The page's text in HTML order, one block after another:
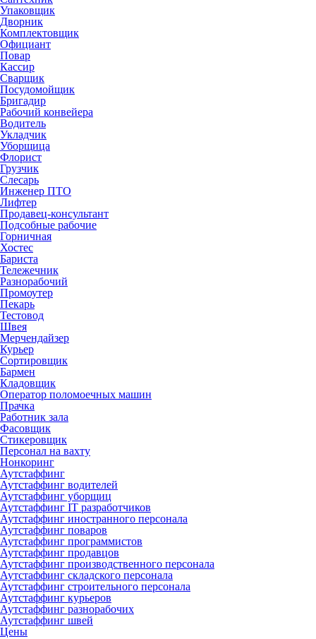
Упаковщик
Дворник
Комплектовщик
Официант
Повар
Кассир
Сварщик
Посудомойщик
Бригадир
Рабочий конвейера
Водитель
Укладчик
Уборщица
Флорист
Грузчик
Слесарь
Инженер ПТО
Лифтер
Продавец-консультант
Подсобные рабочие
Горничная
Хостес
Бариста
Тележечник
Разнорабочий
Промоутер
Пекарь
Тестовод
Швея
Мерчендайзер
Курьер
Сортировщик
Бармен
Кладовщик
Оператор поломоечных машин
Прачка
Работник зала
Фасовщик
Стикеровщик
Персонал на вахту
Нонкоринг
Аутстаффинг
Аутстаффинг водителей
Аутстаффинг уборщиц
Аутстаффинг IT разработчиков
Аутстаффинг иностранного персонала
Аутстаффинг поваров
Аутстаффинг программистов
Аутстаффинг продавцов
Аутстаффинг производственного персонала
Аутстаффинг складского персонала
Аутстаффинг строительного персонала
Аутстаффинг курьеров
Аутстаффинг разнорабочих
Аутстаффинг швей
Цены